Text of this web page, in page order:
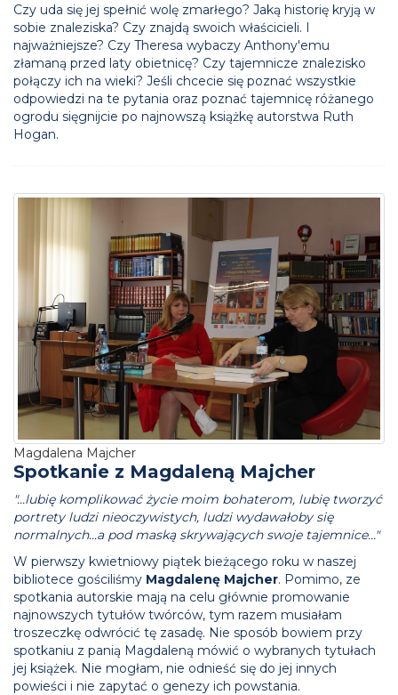
Czy uda się jej spełnić wolę zmarłego? Jaką historię kryją w
sobie znaleziska? Czy znajdą swoich właścicieli. I
najważniejsze? Czy Theresa wybaczy Anthony'emu
złamaną przed laty obietnicę? Czy tajemnicze znalezisko
połączy ich na wieki? Jeśli chcecie się poznać wszystkie
odpowiedzi na te pytania oraz poznać tajemnicę różanego
ogrodu sięgnijcie po najnowszą książkę autorstwa Ruth
Hogan.
Magdalena Majcher
Spotkanie z Magdaleną Majcher
"...lubię komplikować życie moim bohaterom, lubię tworzyć
portrety ludzi nieoczywistych, ludzi wydawałoby się
normalnych...a pod maską skrywających swoje tajemnice..."
W pierwszy kwietniowy piątek bieżącego roku w naszej
bibliotece gościliśmy Magdalenę Majcher. Pomimo, ze
spotkania autorskie mają na celu głównie promowanie
najnowszych tytułów twórców, tym razem musiałam
troszeczkę odwrócić tę zasadę. Nie sposób bowiem przy
spotkaniu z panią Magdaleną mówić o wybranych tytułach
jej książek. Nie mogłam, nie odnieść się do jej innych
powieści i nie zapytać o genezy ich powstania.